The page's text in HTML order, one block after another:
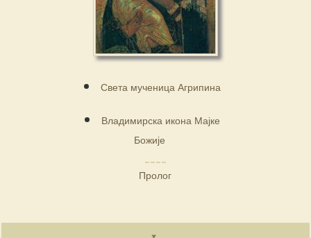
Света мученица Агрипина
Владимирска икона Мајке
Божије
Пролог